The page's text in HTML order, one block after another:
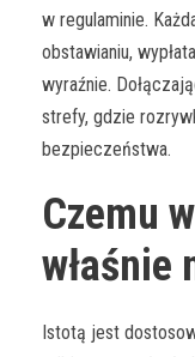
w regulaminie.
obstawianiu,
wyraźnie.
strefy, gdzie
bezpieczeństwa.
Czemu
właśnie
Istotą jest